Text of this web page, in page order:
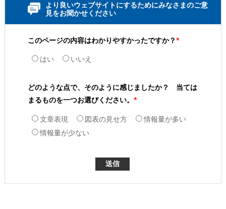
より良いウェブサイトにするためにみなさまのご意
見をお聞かせください
このページの内容はわかりやすかったですか？*
はい いいえ
どのような点で、そのように感じましたか？ 当ては
まるものを一つお選びください。 *
文章表現 図表の見せ方
情報量が多い
情報量が少ない